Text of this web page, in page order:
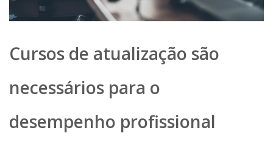
Cursos de atualização são
necessários para o
desempenho profissional